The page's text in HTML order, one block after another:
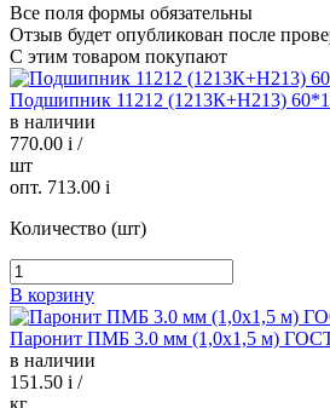
Все поля формы обязательны
Отзыв будет опубликован после
С этим товаром покупают
Подшипник 11212 (1213К+Н213)
в наличии
770.00 i /
шт
опт. 713.00 i
Количество (шт)
В корзину
Паронит ПМБ 3.0 мм (1,0х1,5 м)
в наличии
151.50 i /